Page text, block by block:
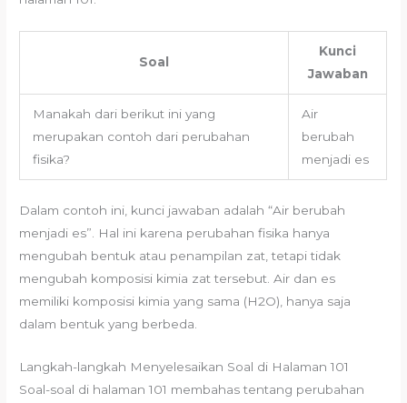
Soal
Kunci
Jawaban
Manakah dari berikut ini yang
merupakan contoh dari perubahan
fisika?
Air
berubah
menjadi es
Dalam contoh ini, kunci jawaban adalah “Air berubah
menjadi es”. Hal ini karena perubahan fisika hanya
mengubah bentuk atau penampilan zat, tetapi tidak
mengubah komposisi kimia zat tersebut. Air dan es
memiliki komposisi kimia yang sama (H2O), hanya saja
dalam bentuk yang berbeda.
Langkah-langkah Menyelesaikan Soal di Halaman 101
Soal-soal di halaman 101 membahas tentang perubahan